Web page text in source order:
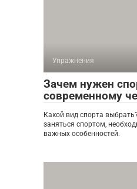
Упражнения
Зачем нужен
современному
Какой вид спорта
заняться спортом,
важных особенностей.